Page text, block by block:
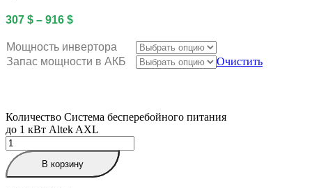
307 $ – 916 $
Мощность инвертора
Запас мощности в АКБ
Очистить
Количество Система бесперебойного питания
до 1 кВт Altek AXL
В корзину